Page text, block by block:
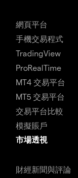
網頁平台
手機交易程式
TradingView
ProRealTime
MT4 交易平台
MT5 交易平台
交易平台比較
模擬賬戶
市場透視
財經新聞與評論